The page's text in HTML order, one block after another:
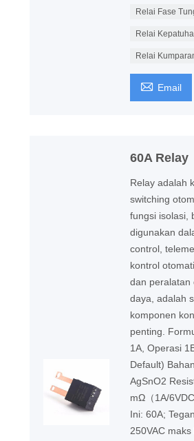
Relai Fase
Relai
Relai
 Email
60A Relay
Relay adalah
switching
fungsi isolasi,
digunakan
control,
kontrol
dan peralatan
daya, adalah
komponen
penting.
1A, Operasi
Default)
AgSnO2
mΩ（1A/
Ini: 60A;
250VAC